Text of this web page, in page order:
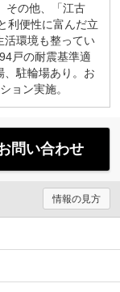
その他、「江古
利便性に富んだ立
活環境も整ってい
戸の耐震基準適
、駐輪場あり。お
ョン実施。
問い合わせ
情報の見方